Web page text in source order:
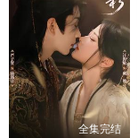
全集完结